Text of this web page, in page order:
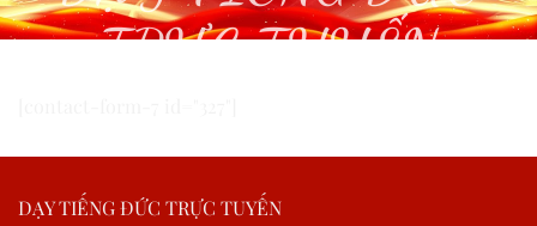
TRỰC TUYẾN
DẠY TIẾNG ĐỨC TRỰC TUYẾN